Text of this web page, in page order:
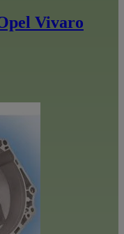
Vivaro